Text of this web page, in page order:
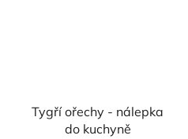
Tygří ořechy - nálepka
do kuchyně